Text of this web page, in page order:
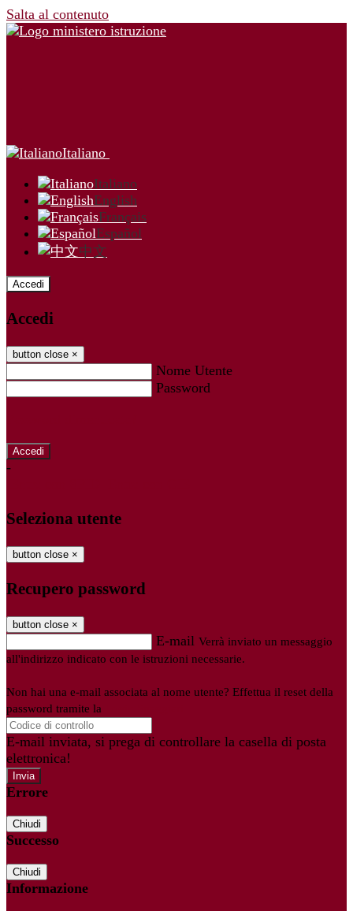
Salta al contenuto
Italiano
Italiano
English
Français
Español
中文
Accedi
Accedi
button close ×
Nome Utente
Password
-
Seleziona utente
button close ×
Recupero password
button close ×
E-mail Verrà inviato un messaggio
all'indirizzo indicato con le istruzioni necessarie.
Non hai una e-mail associata al nome utente? Effettua il reset della
password tramite la
E-mail inviata, si prega di controllare la casella di posta
elettronica!
Errore
Chiudi
Successo
Chiudi
Informazione